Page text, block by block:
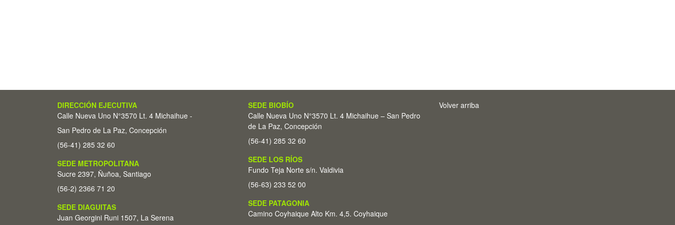
DIRECCIÓN EJECUTIVA
Calle Nueva Uno N°3570 Lt. 4 Michaihue -
San Pedro de La Paz, Concepción
(56-41) 285 32 60
SEDE METROPOLITANA
Sucre 2397, Ñuñoa, Santiago
(56-2) 2366 71 20
SEDE DIAGUITAS
Juan Georgini Runi 1507, La Serena
SEDE BIOBÍO
Calle Nueva Uno N°3570 Lt. 4 Michaihue – San Pedro
de La Paz, Concepción
(56-41) 285 32 60
SEDE LOS RÍOS
Fundo Teja Norte s/n. Valdivia
(56-63) 233 52 00
SEDE PATAGONIA
Camino Coyhaique Alto Km. 4,5. Coyhaique
Volver arriba